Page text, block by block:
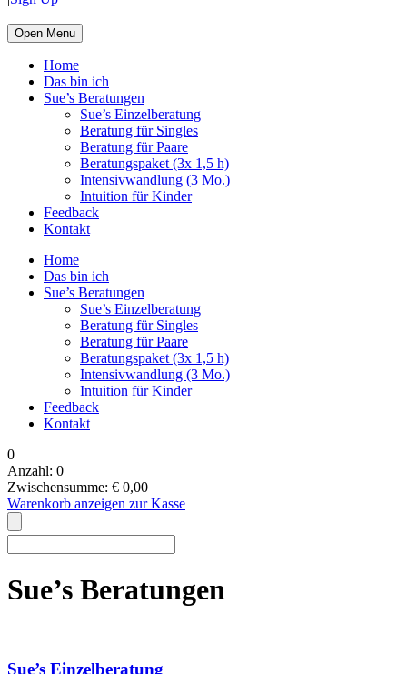
Open Menu
Home
Das bin ich
Sue’s Beratungen
Sue’s Einzelberatung
Beratung für Singles
Beratung für Paare
Beratungspaket (3x 1,5 h)
Intensivwandlung (3 Mo.)
Intuition für Kinder
Feedback
Kontakt
Home
Das bin ich
Sue’s Beratungen
Sue’s Einzelberatung
Beratung für Singles
Beratung für Paare
Beratungspaket (3x 1,5 h)
Intensivwandlung (3 Mo.)
Intuition für Kinder
Feedback
Kontakt
0
Anzahl: 0
Zwischensumme: € 0,00
Warenkorb anzeigen zur Kasse
Sue’s Beratungen
Sue’s Einzelberatung